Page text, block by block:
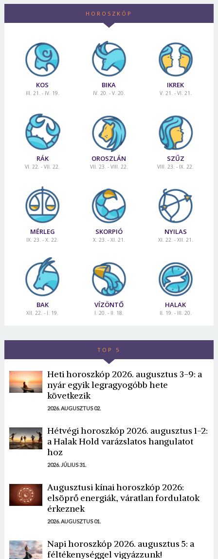
HOROSZKÓP
KOS
III. 21. - IV. 19.
BIKA
IV. 20. - V. 20.
IKREK
V. 21. - VI. 21.
RÁK
VI. 22. - VII. 22.
OROSZLÁN
VII. 23. - VIII. 22.
SZŰZ
VIII. 23. - IX. 22.
MÉRLEG
IX. 23. - X. 22.
SKORPIÓ
X. 23. - XI. 21.
NYILAS
XI. 22. - XII. 21.
BAK
XII. 22. - I. 19.
VÍZÖNTŐ
I. 20. - II. 18.
HALAK
II. 19. - III. 20.
TOP 5
Heti horoszkóp 2026. augusztus 3-9: a
nyár egyik legragyogóbb hete
következik
2026. AUGUSZTUS 02.
Hétvégi horoszkóp 2026. augusztus 1-2:
a Halak Hold varázslatos hangulatot
hoz
2026. JÚLIUS 31.
Augusztusi kínai horoszkóp 2026:
elsöprő energiák, váratlan fordulatok
érkeznek
2026. AUGUSZTUS 01.
Napi horoszkóp 2026. augusztus 5: a
féltékenységgel vigyázzunk!
Bejelentkezés